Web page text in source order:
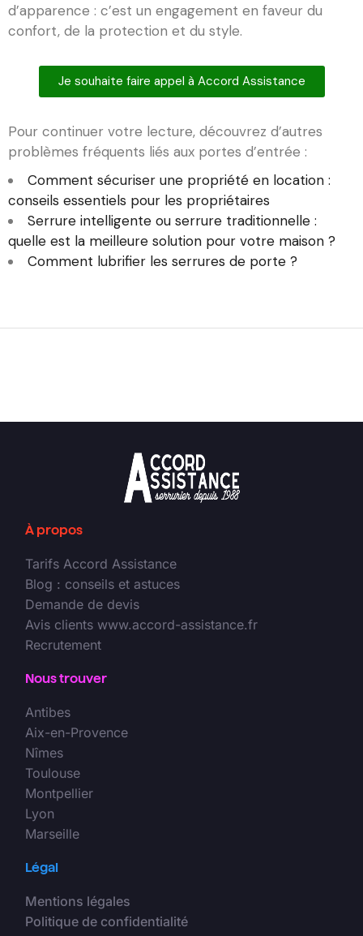
d’apparence : c’est un engagement en faveur du
confort, de la protection et du style.
Je souhaite faire appel à Accord Assistance
Pour continuer votre lecture, découvrez d’autres
problèmes fréquents liés aux portes d’entrée :
Comment sécuriser une propriété en location :
conseils essentiels pour les propriétaires
Serrure intelligente ou serrure traditionnelle :
quelle est la meilleure solution pour votre maison ?
Comment lubrifier les serrures de porte ?
À propos
Tarifs Accord Assistance
Blog : conseils et astuces
Demande de devis
Avis clients www.accord-assistance.fr
Recrutement
Nous trouver
Antibes
Aix-en-Provence
Nîmes
Toulouse
Montpellier
Lyon
Marseille
Légal
Mentions légales
Politique de confidentialité